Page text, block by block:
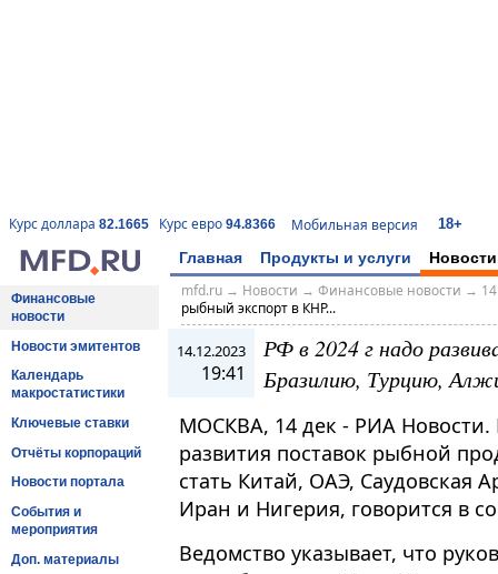
Курс доллара 82.1665 Курс евро 94.8366 Мобильная версия 18+
Главная Продукты и услуги Новости
Финансовые
новости
Новости эмитентов
Календарь
макростатистики
Ключевые ставки
Отчёты корпораций
Новости портала
События и
мероприятия
Доп. материалы
mfd.ru→ Новости → Финансовые новости →
рыбный экспорт в КНР...
14.12.2023
19:41
РФ в 2024 г надо
Бразилию, Турцию,
МОСКВА, 14 дек - РИА
развития поставок рыбной
стать Китай, ОАЭ, Саудовская
Иран и Нигерия, говорится в
Ведомство указывает, что